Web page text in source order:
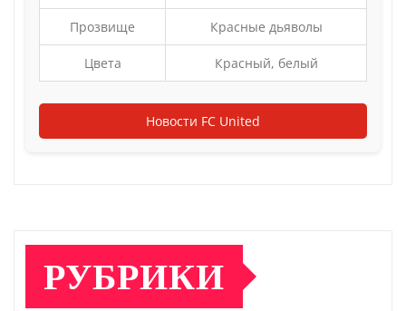
Прозвище Красные дьяволы
Цвета Красный, белый
Новости FC United
РУБРИКИ